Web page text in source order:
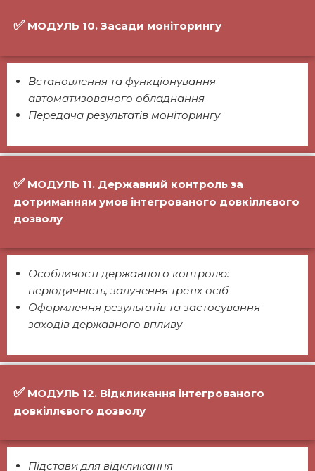
✅МОДУЛЬ 10. Засади моніторингу
Встановлення та функціонування
автоматизованого обладнання
Передача результатів моніторингу
✅МОДУЛЬ 11. Державний контроль за
дотриманням умов інтегрованого довкіллєвого
дозволу
Особливості державного контролю:
періодичність, залучення третіх осіб
Оформлення результатів та застосування
заходів державного впливу
✅МОДУЛЬ 12. Відкликання інтегрованого
довкіллєвого дозволу
Підстави для відкликання